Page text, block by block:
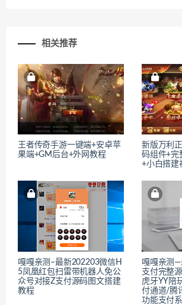
相关推荐
王者传奇手游一键端+安卓苹
果端+GM后台+外网教程
新版万利
码组件+完
+小白搭建
嘎嘎亲测–最新202203微信H
5凤凰红包扫雷带机器人免公
众号对接Z支付源码图文搭建
教程
嘎嘎亲测
支付完整
虎牙YY陪
付通道/腾
功能支付